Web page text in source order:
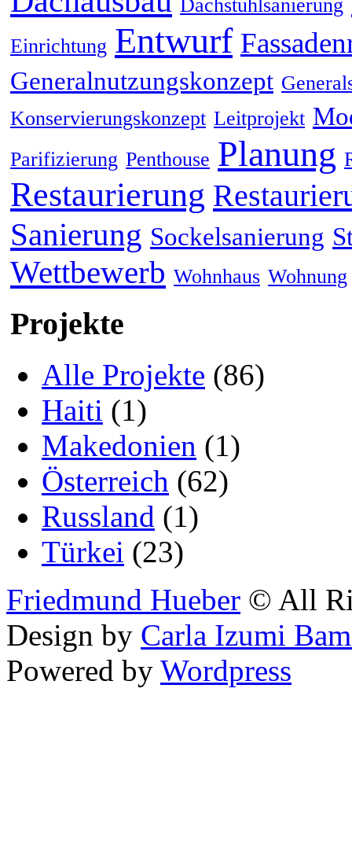
Dachstuhlsanierung
Einrichtung Entwurf
Generalnutzungskonzept
Konservierungskonzept Leitprojekt
Parifizierung Penthouse Planung
Restaurierung
Sanierung Sockelsanierung
Wettbewerb Wohnhaus Wohnung
Projekte
Alle Projekte (86)
Haiti (1)
Makedonien (1)
Österreich (62)
Russland (1)
Türkei (23)
Friedmund Hueber © All
Design by Carla Izumi
Powered by Wordpress